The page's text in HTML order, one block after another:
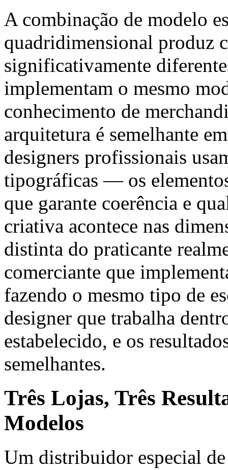
A combinação de modelo
quadridimensional produz
significativamente
implementam o mesmo
conhecimento de
arquitetura é semelhante
designers profissionais
tipográficas — os
que garante coerência e
criativa acontece nas
distinta do praticante
comerciante que
fazendo o mesmo tipo de
designer que trabalha
estabelecido, e os
semelhantes.
Três Lojas, Três
Modelos
Um distribuidor especial